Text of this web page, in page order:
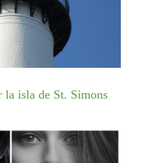
la isla de St. Simons